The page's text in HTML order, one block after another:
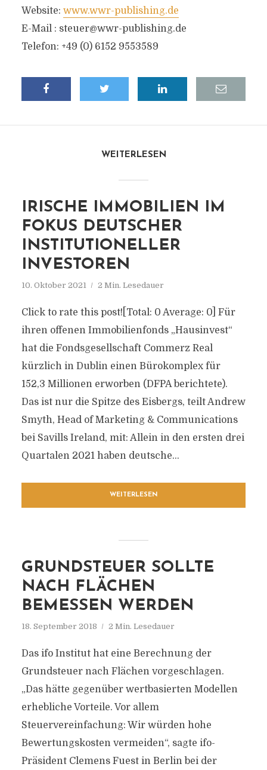
Website: www.wwr-publishing.de
E-Mail : steuer@wwr-publishing.de
Telefon: +49 (0) 6152 9553589
WEITERLESEN
IRISCHE IMMOBILIEN IM
FOKUS DEUTSCHER
INSTITUTIONELLER
INVESTOREN
10. Oktober 2021 2 Min. Lesedauer
Click to rate this post![Total: 0 Average: 0] Für
ihren offenen Immobilienfonds „Hausinvest“
hat die Fondsgesellschaft Commerz Real
kürzlich in Dublin einen Bürokomplex für
152,3 Millionen erworben (DFPA berichtete).
Das ist nur die Spitze des Eisbergs, teilt Andrew
Smyth, Head of Marketing & Communications
bei Savills Ireland, mit: Allein in den ersten drei
Quartalen 2021 haben deutsche...
WEITERLESEN
GRUNDSTEUER SOLLTE
NACH FLÄCHEN
BEMESSEN WERDEN
18. September 2018 2 Min. Lesedauer
Das ifo Institut hat eine Berechnung der
Grundsteuer nach Flächen vorgeschlagen.
„Das hätte gegenüber wertbasierten Modellen
erhebliche Vorteile. Vor allem
Steuervereinfachung: Wir würden hohe
Bewertungskosten vermeiden“, sagte ifo-
Präsident Clemens Fuest in Berlin bei der